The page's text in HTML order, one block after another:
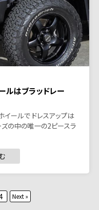
ルはブラッドレー
ールで ドレスアップは
ズの中の唯一の2ピースラ
Next »